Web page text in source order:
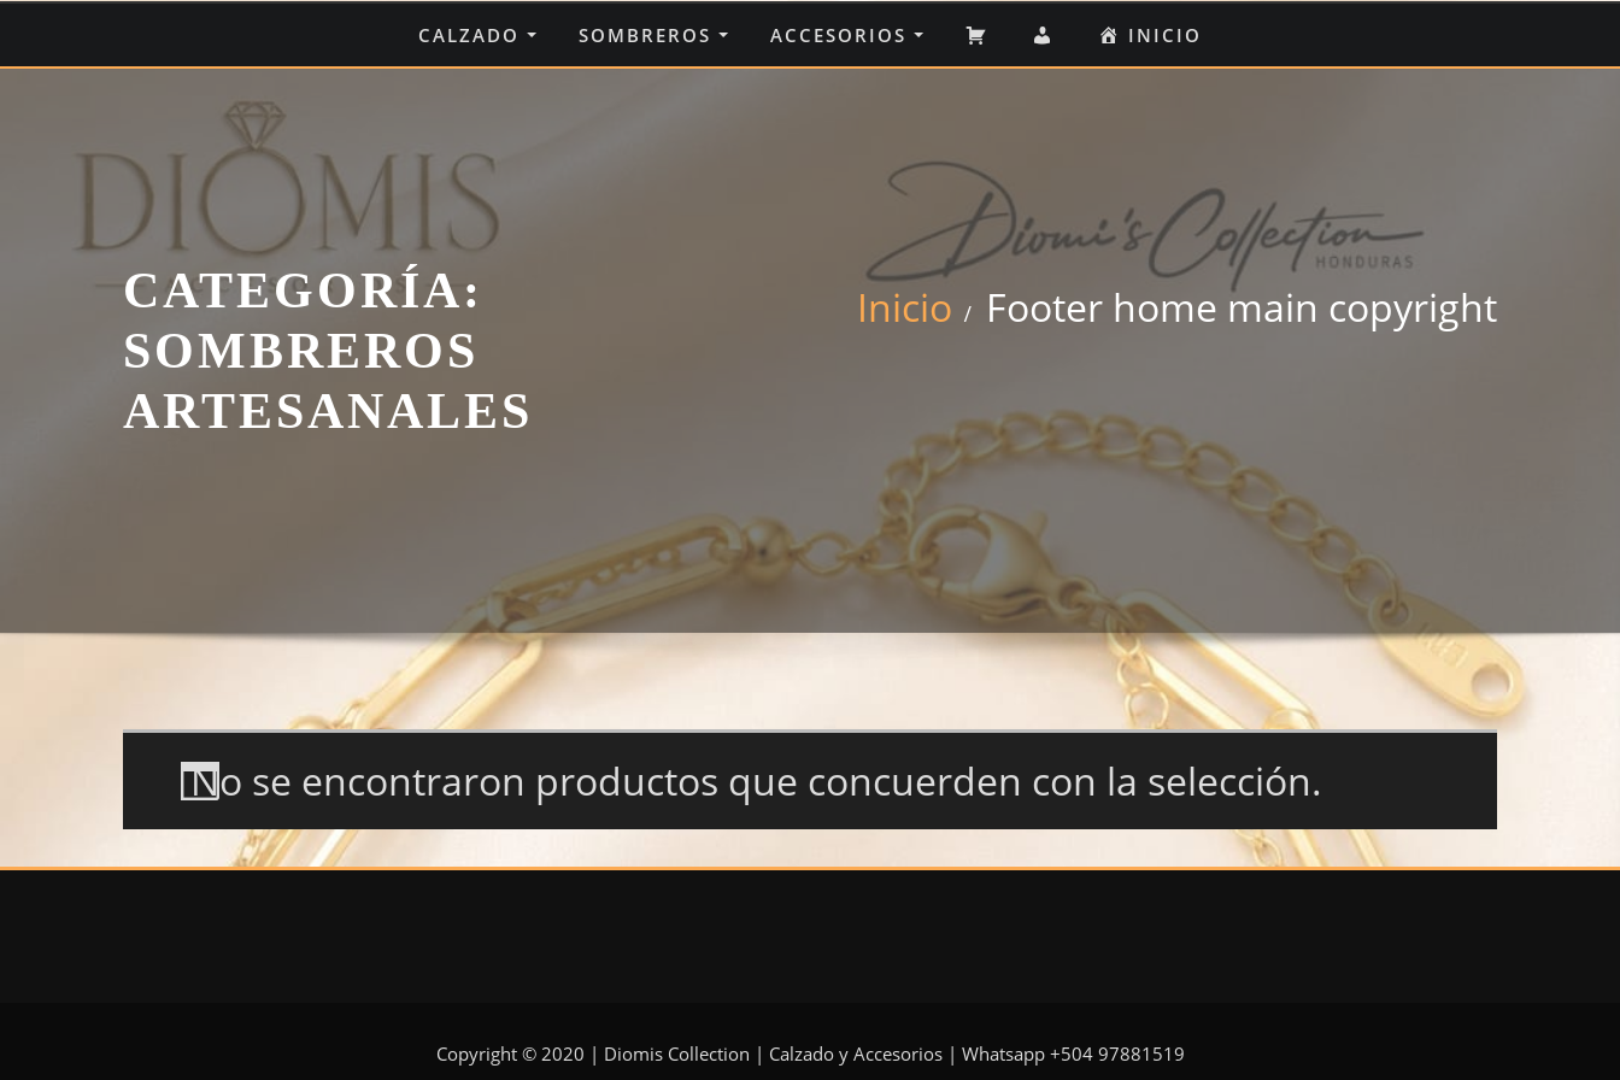
contenido
CALZADO SOMBREROS ACCESORIOS CARRITO
CUENTA
INICIO
CATEGORÍA:
SOMBREROS
ARTESANALES
Inicio Footer home main copyright
No se encontraron productos que concuerden con la selección.
Copyright © 2020 | Diomis Collection | Calzado y Accesorios | Whatsapp +504 97881519